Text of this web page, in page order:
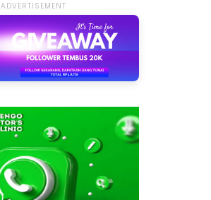
ADVERTISEMENT